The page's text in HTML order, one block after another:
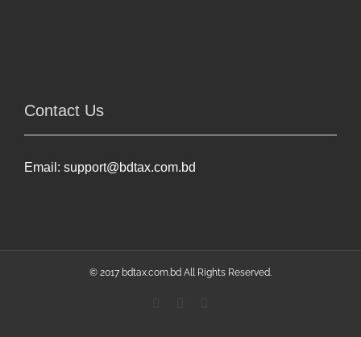
Contact Us
Email: support@bdtax.com.bd
© 2017 bdtax.com.bd All Rights Reserved.